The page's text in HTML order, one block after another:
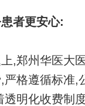
者更安心:
郑州华医大医
严格遵循标准,
明化收费制